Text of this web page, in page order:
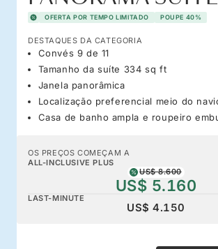
OFERTA POR TEMPO LIMITADO POUPE 40%
DESTAQUES DA CATEGORIA
Convés 9 de 11
Tamanho da suíte 334 sq ft
Janela panorâmica
Localização preferencial meio do
Casa de banho ampla e roupeiro
OS PREÇOS COMEÇAM A
ALL-INCLUSIVE PLUS
US$ 8.600
US$ 5.160
LAST-MINUTE
US$ 4.150